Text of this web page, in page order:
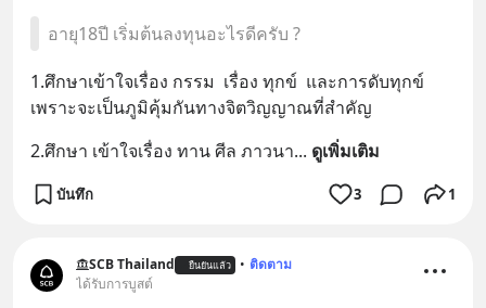
อายุ18ปี เริ่มต้นลงทุนอะไรดีครับ ?
1.ศึกษาเข้าใจเรื่อง กรรม  เรื่อง ทุกข์  และการดับทุกข์
เพราะจะเป็นภูมิคุ้มกันทางจิตวิญญาณที่สำคัญ
2.ศึกษา เข้าใจเรื่อง ทาน ศีล ภาวนา... ดูเพิ่มเติม
บันทึก 3 1
SCB Thailand ยืนยันแล้ว • ติดตาม
ได้รับการบูสต์